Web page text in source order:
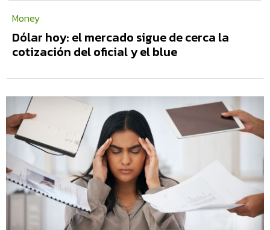
Money
Dólar hoy: el mercado sigue de cerca la
cotización del oficial y el blue